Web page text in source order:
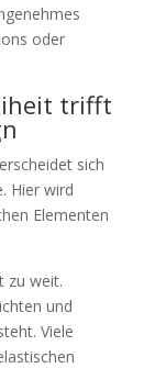
oder
trifft
sich
Hier wird
Elementen
zu weit.
und
Viele